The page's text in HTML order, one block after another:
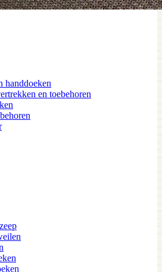
handdoeken
en toebehoren